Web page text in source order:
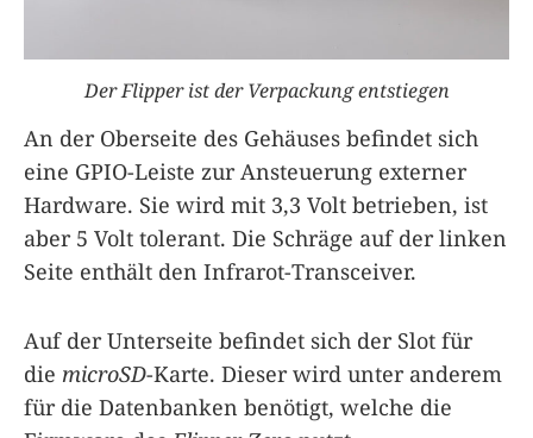
Der Flipper ist der Verpackung entstiegen
An der Oberseite des Gehäuses befindet sich
eine GPIO-Leiste zur Ansteuerung externer
Hardware. Sie wird mit 3,3 Volt betrieben, ist
aber 5 Volt tolerant. Die Schräge auf der linken
Seite enthält den Infrarot-Transceiver.
Auf der Unterseite befindet sich der Slot für
die microSD-Karte. Dieser wird unter anderem
für die Datenbanken benötigt, welche die